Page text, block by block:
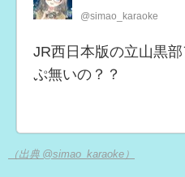
@simao_karaoke
JR西日本版の立山黒
ぷ無いの？？
（出典 @simao_karaoke）